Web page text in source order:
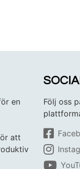
en
att
Följ oss